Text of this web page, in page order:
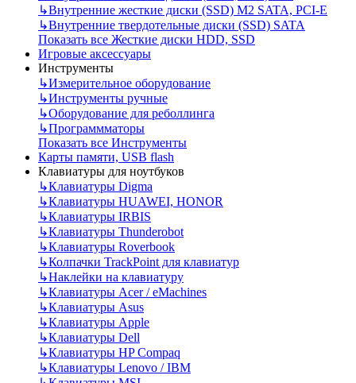
↳Внутренние жесткие диски (SSD) M2 SATA, PCI-E
↳Внутренние твердотельные диски (SSD) SATA
Показать все Жесткие диски HDD, SSD
Игровые аксессуары
Инструменты
↳Измерительное оборудование
↳Инструменты ручные
↳Оборудование для реболлинга
↳Программматоры
Показать все Инструменты
Карты памяти, USB flash
Клавиатуры для ноутбуков
↳Клавиатуры Digma
↳Клавиатуры HUAWEI, HONOR
↳Клавиатуры IRBIS
↳Клавиатуры Thunderobot
↳Клавиатуры Roverbook
↳Колпачки TrackPoint для клавиатур
↳Наклейки на клавиатуру
↳Клавиатуры Acer / eMachines
↳Клавиатуры Asus
↳Клавиатуры Apple
↳Клавиатуры Dell
↳Клавиатуры HP Compaq
↳Клавиатуры Lenovo / IBM